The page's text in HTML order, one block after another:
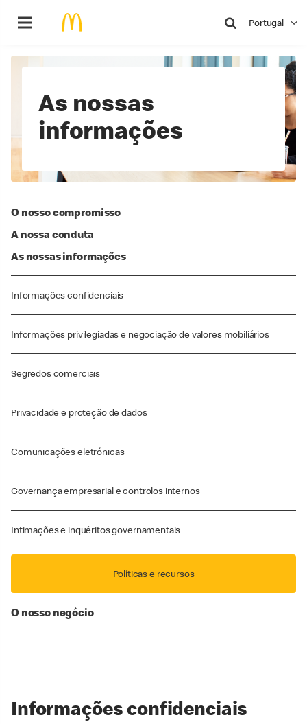
Pesquisar
Portugal
As nossas
informações
O nosso compromisso
A nossa conduta
As nossas informações
Informações confidenciais
Informações privilegiadas e negociação de valores mobiliários
Segredos comerciais
Privacidade e proteção de dados
Comunicações eletrónicas
Governança empresarial e controlos internos
Intimações e inquéritos governamentais
Políticas e recursos
O nosso negócio
Informações confidenciais